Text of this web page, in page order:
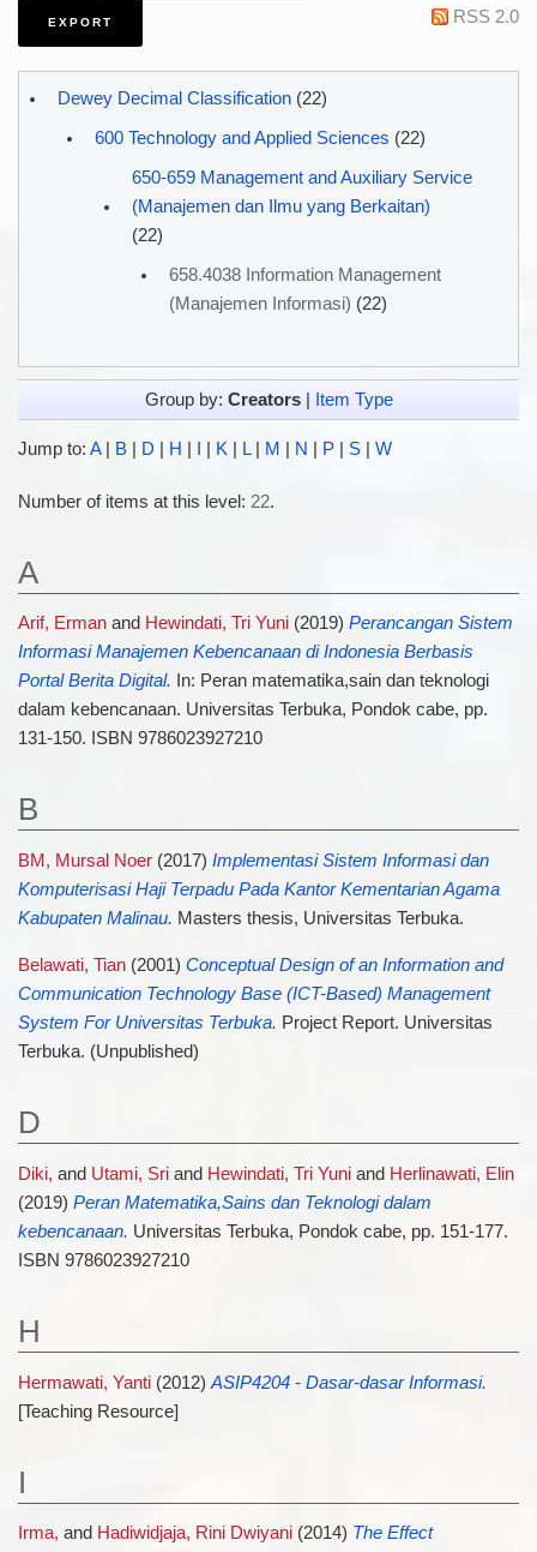
RSS 2.0
Dewey Decimal Classification(22)
600 Technology and Applied Sciences (22)
650-659 Management and Auxiliary Service
(Manajemen dan Ilmu yang Berkaitan)
(22)
658.4038 Information Management
(Manajemen Informasi) (22)
Group by: Creators| Item Type
Jump to: A| B| D | H | I | K | L| M | N | P| S| W
Number of items at this level: 22.
A
Arif, Ermanand Hewindati, Tri Yuni(2019) Perancangan Sistem
Informasi Manajemen Kebencanaan di Indonesia Berbasis
Portal Berita Digital. In: Peran matematika,sain dan teknologi
dalam kebencanaan. Universitas Terbuka, Pondok cabe, pp.
131-150. ISBN 9786023927210
B
BM, Mursal Noer(2017) Implementasi Sistem Informasi dan
Komputerisasi Haji Terpadu Pada Kantor Kementarian Agama
Kabupaten Malinau. Masters thesis, Universitas Terbuka.
Belawati, Tian(2001) Conceptual Design of an Information and
Communication Technology Base (ICT-Based) Management
System For Universitas Terbuka. Project Report. Universitas
Terbuka. (Unpublished)
D
Diki, and Utami, Sriand Hewindati, Tri Yuniand Herlinawati, Elin
(2019) Peran Matematika,Sains dan Teknologi dalam
kebencanaan. Universitas Terbuka, Pondok cabe, pp. 151-177.
ISBN 9786023927210
H
Hermawati, Yanti(2012) ASIP4204 - Dasar-dasar Informasi.
[Teaching Resource]
I
Irma, and Hadiwidjaja, Rini Dwiyani(2014) The Effect